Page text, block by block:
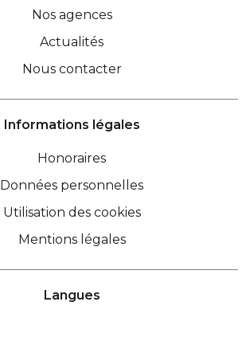
Nos agences
Actualités
Nous contacter
Informations légales
Honoraires
Données personnelles
Utilisation des cookies
Mentions légales
Langues